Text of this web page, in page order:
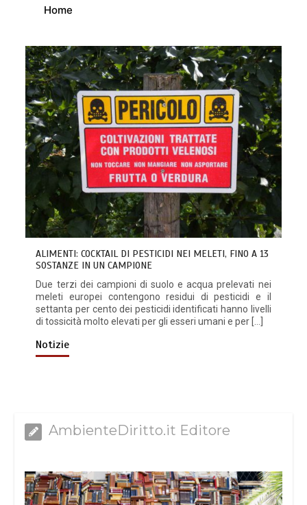
Home
ALIMENTI: COCKTAIL DI PESTICIDI NEI MELETI, FINO A 13
SOSTANZE IN UN CAMPIONE
Due terzi dei campioni di suolo e acqua prelevati nei
meleti europei contengono residui di pesticidi e il
settanta per cento dei pesticidi identificati hanno livelli
di tossicità molto elevati per gli esseri umani e per […]
Notizie
AmbienteDiritto.it Editore